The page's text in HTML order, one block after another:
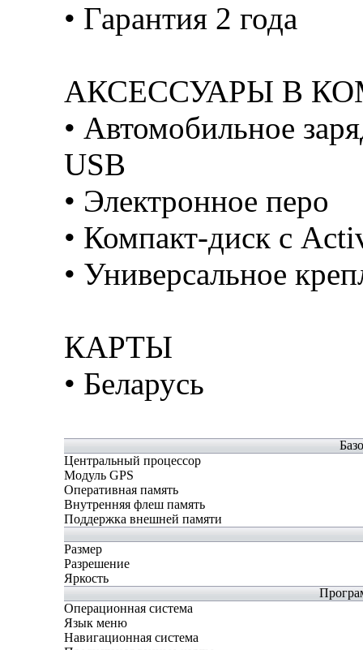
• Гарантия 2 года
АКСЕССУАРЫ В
• Автомобильное
USB
• Электронное перо
• Компакт-диск с
• Универсальное
КАРТЫ
• Беларусь
Центральный процессор
Модуль GPS
Оперативная память
Внутренняя флеш память
Поддержка внешней памяти
Размер
Разрешение
Яркость
Операционная система
Язык меню
Навигационная система